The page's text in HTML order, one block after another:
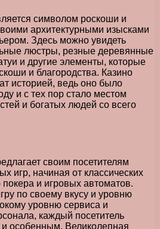
символом роскоши и
архитектурными изысками
Здесь можно увидеть
люстры, резные деревянные
и другие элементы, которые
и благородства. Казино
историей, ведь оно было
и с тех пор стало местом
и богатых людей со всего
своим посетителям
игр, начиная от классических
покера и игровых автоматов.
по своему вкусу и уровню
уровню сервиса и
каждый посетитель
особенным. Великолепная